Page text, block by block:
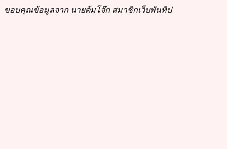
ขอบคุณข้อมูลจาก นายต้มโจ๊ก สมาชิกเว็บพันทิป